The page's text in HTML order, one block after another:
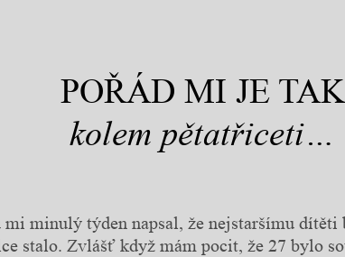
POŘÁD MI JE TAK
kolem pětatřiceti…
minulý týden napsal, že nejstaršímu dítěti
stalo. Zvlášť když mám pocit, že 27 bylo